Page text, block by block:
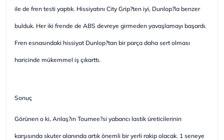
ile de fren testi yaptık. Hissiyatını City Grip?ten iyi, Dunlop?la benzer
bulduk. Her iki frende de ABS devreye girmeden yavaşlamayı başardı.
Fren esnasındaki hissiyat Dunlop?tan bir parça daha sert olması
haricinde mükemmel iş çıkarttı.
Sonuç
Görünen o ki, Anlaş?ın Tournee?si yabancı lastik üreticilerinin
karşısında skuter alanında artık önemli bir yerli rakip olacak. 1 seneye